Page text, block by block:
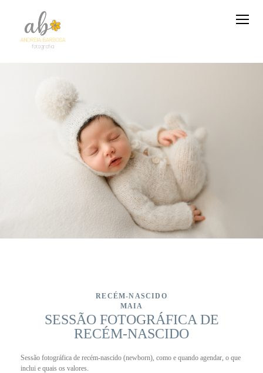
RECÉM-NASCIDO
MAIA
SESSÃO FOTOGRÁFICA DE
RECÉM-NASCIDO
Sessão fotográfica de recém-nascido (newborn), como e quando agendar, o que
inclui e quais os valores.